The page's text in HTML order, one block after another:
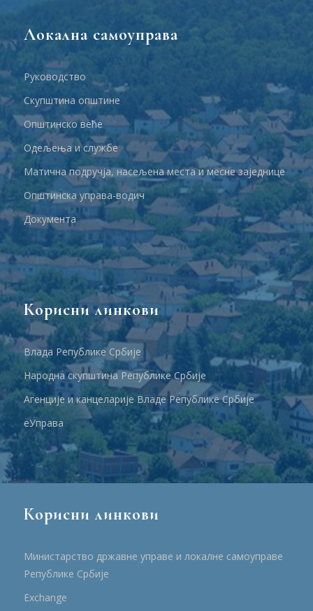
Локална самоуправа
Руководство
Скупштина општине
Општинско веће
Одељења и службе
Матична подручја, насељена места и месне заједнице
Општинска управа-водич
Документа
Корисни линкови
Влада Републике Србије
Народна скупштина Републике Србије
Агенције и канцеларије Владе Републике Србије
еУправа
Корисни линкови
Министарство државне управе и локалне самоуправе
Републике Србије
Еxchange